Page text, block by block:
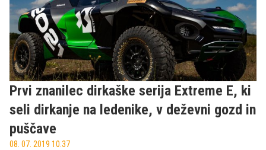
Prvi znanilec dirkaške serija Extreme E, ki
seli dirkanje na ledenike, v deževni gozd in
puščave
08. 07. 2019 10.37